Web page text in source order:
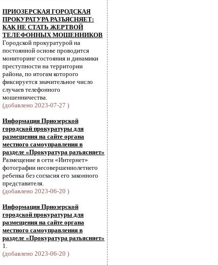
ПРИОЗЕРСКАЯ ГОРОДСКАЯ
ПРОКУРАТУРА РАЗЪЯСНЯЕТ:
КАК НЕ СТАТЬ ЖЕРТВОЙ
ТЕЛЕФОННЫХ МОШЕННИКОВ
Городской прокуратурой на
постоянной основе проводится
мониторинг состояния и динамики
преступности на территории
района, по итогам которого
фиксируется значительное число
случаев телефонного
мошенничества.
(добавлено 2023-07-27 )
Информация Приозерской
городской прокуратуры для
размещения на сайте органа
местного самоуправления в
разделе «Прокуратура разъясняет»
Размещение в сети «Интернет»
фотографии несовершеннолетнего
ребенка без согласия его законного
представителя.
(добавлено 2023-06-20 )
Информация Приозерской
городской прокуратуры для
размещения на сайте органа
местного самоуправления в
разделе «Прокуратура разъясняет»
1.
(добавлено 2023-06-20 )